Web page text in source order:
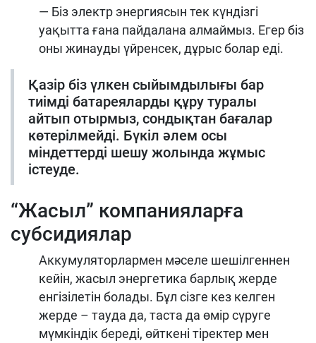
— Біз электр энергиясын тек күндізгі
уақытта ғана пайдалана алмаймыз. Егер біз
оны жинауды үйренсек, дұрыс болар еді.
Қазір біз үлкен сыйымдылығы бар
тиімді батареяларды құру туралы
айтып отырмыз, сондықтан бағалар
көтерілмейді. Бүкіл әлем осы
міндеттерді шешу жолында жұмыс
істеуде.
“Жасыл” компанияларға
субсидиялар
Аккумуляторлармен мәселе шешілгеннен
кейін, жасыл энергетика барлық жерде
енгізілетін болады. Бұл сізге кез келген
жерде – тауда да, таста да өмір сүруге
мүмкіндік береді, өйткені тіректер мен